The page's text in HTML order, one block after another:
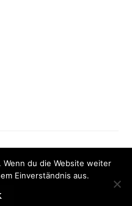
Wenn du die Website weiter
Einverständnis aus.